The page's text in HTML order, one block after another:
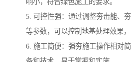
响小，符合绿色施工的要求。
5. 可控性强：通过调整夯击能、
等参数，可以控制地基处理效果，
6. 施工简便：强夯施工操作相对